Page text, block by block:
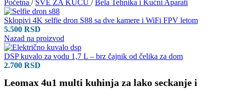
Početna / SVE ZA KUĆU / Bela Tehnika i Kućni Aparati
Sklopivi 4K selfie dron S88 sa dve kamere i WiFi FPV letom
5.500 RSD
Nazad na proizvod
DSP kuvalo za vodu 1,7 L – brz čajnik od čelika za dom
2.700 RSD
Leomax 4u1 multi kuhinja za lako seckanje i